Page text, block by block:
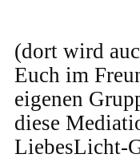
(dort wird
Euch im
eigenen
diese
LiebesLicht-